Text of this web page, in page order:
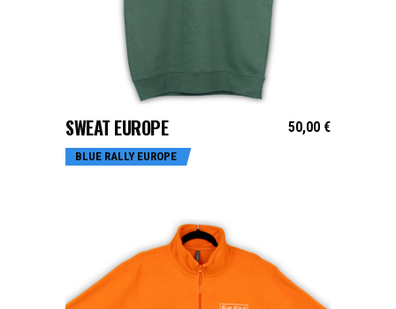
CHOIX DES OPTIONS
SWEAT EUROPE 50,00 €
BLUE RALLY EUROPE